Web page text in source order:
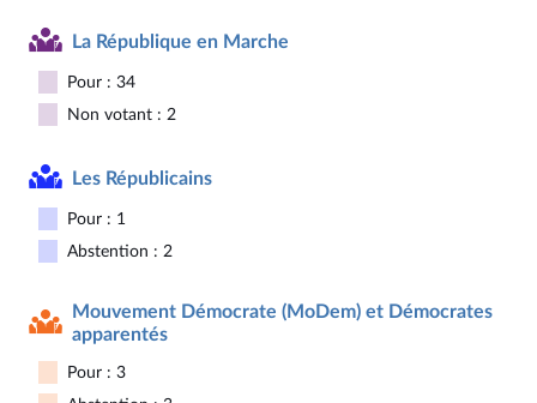
La République en Marche
Pour : 34
Non votant : 2
Les Républicains
Pour : 1
Abstention : 2
Mouvement Démocrate (MoDem) et Démocrates
apparentés
Pour : 3